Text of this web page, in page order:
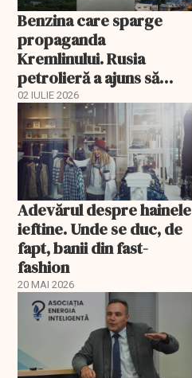
Benzina care sparge
propaganda
Kremlinului. Rusia
petrolieră a ajuns să
explice de ce nu mai are
combustibil la pompă
02 IULIE 2026
Adevărul despre hainele
ieftine. Unde se duc, de
fapt, banii din fast-
fashion
20 MAI 2026